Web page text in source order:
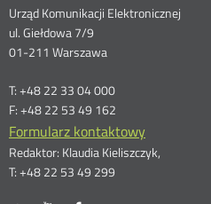
Dane
kontaktowe
Urząd Komunikacji Elektronicznej
ul. Giełdowa 7/9
01-211 Warszawa
T: +48 22 33 04 000
F: +48 22 53 49 162
Formularz kontaktowy
Redaktor: Klaudia Kieliszczyk,
T: +48 22 53 49 299